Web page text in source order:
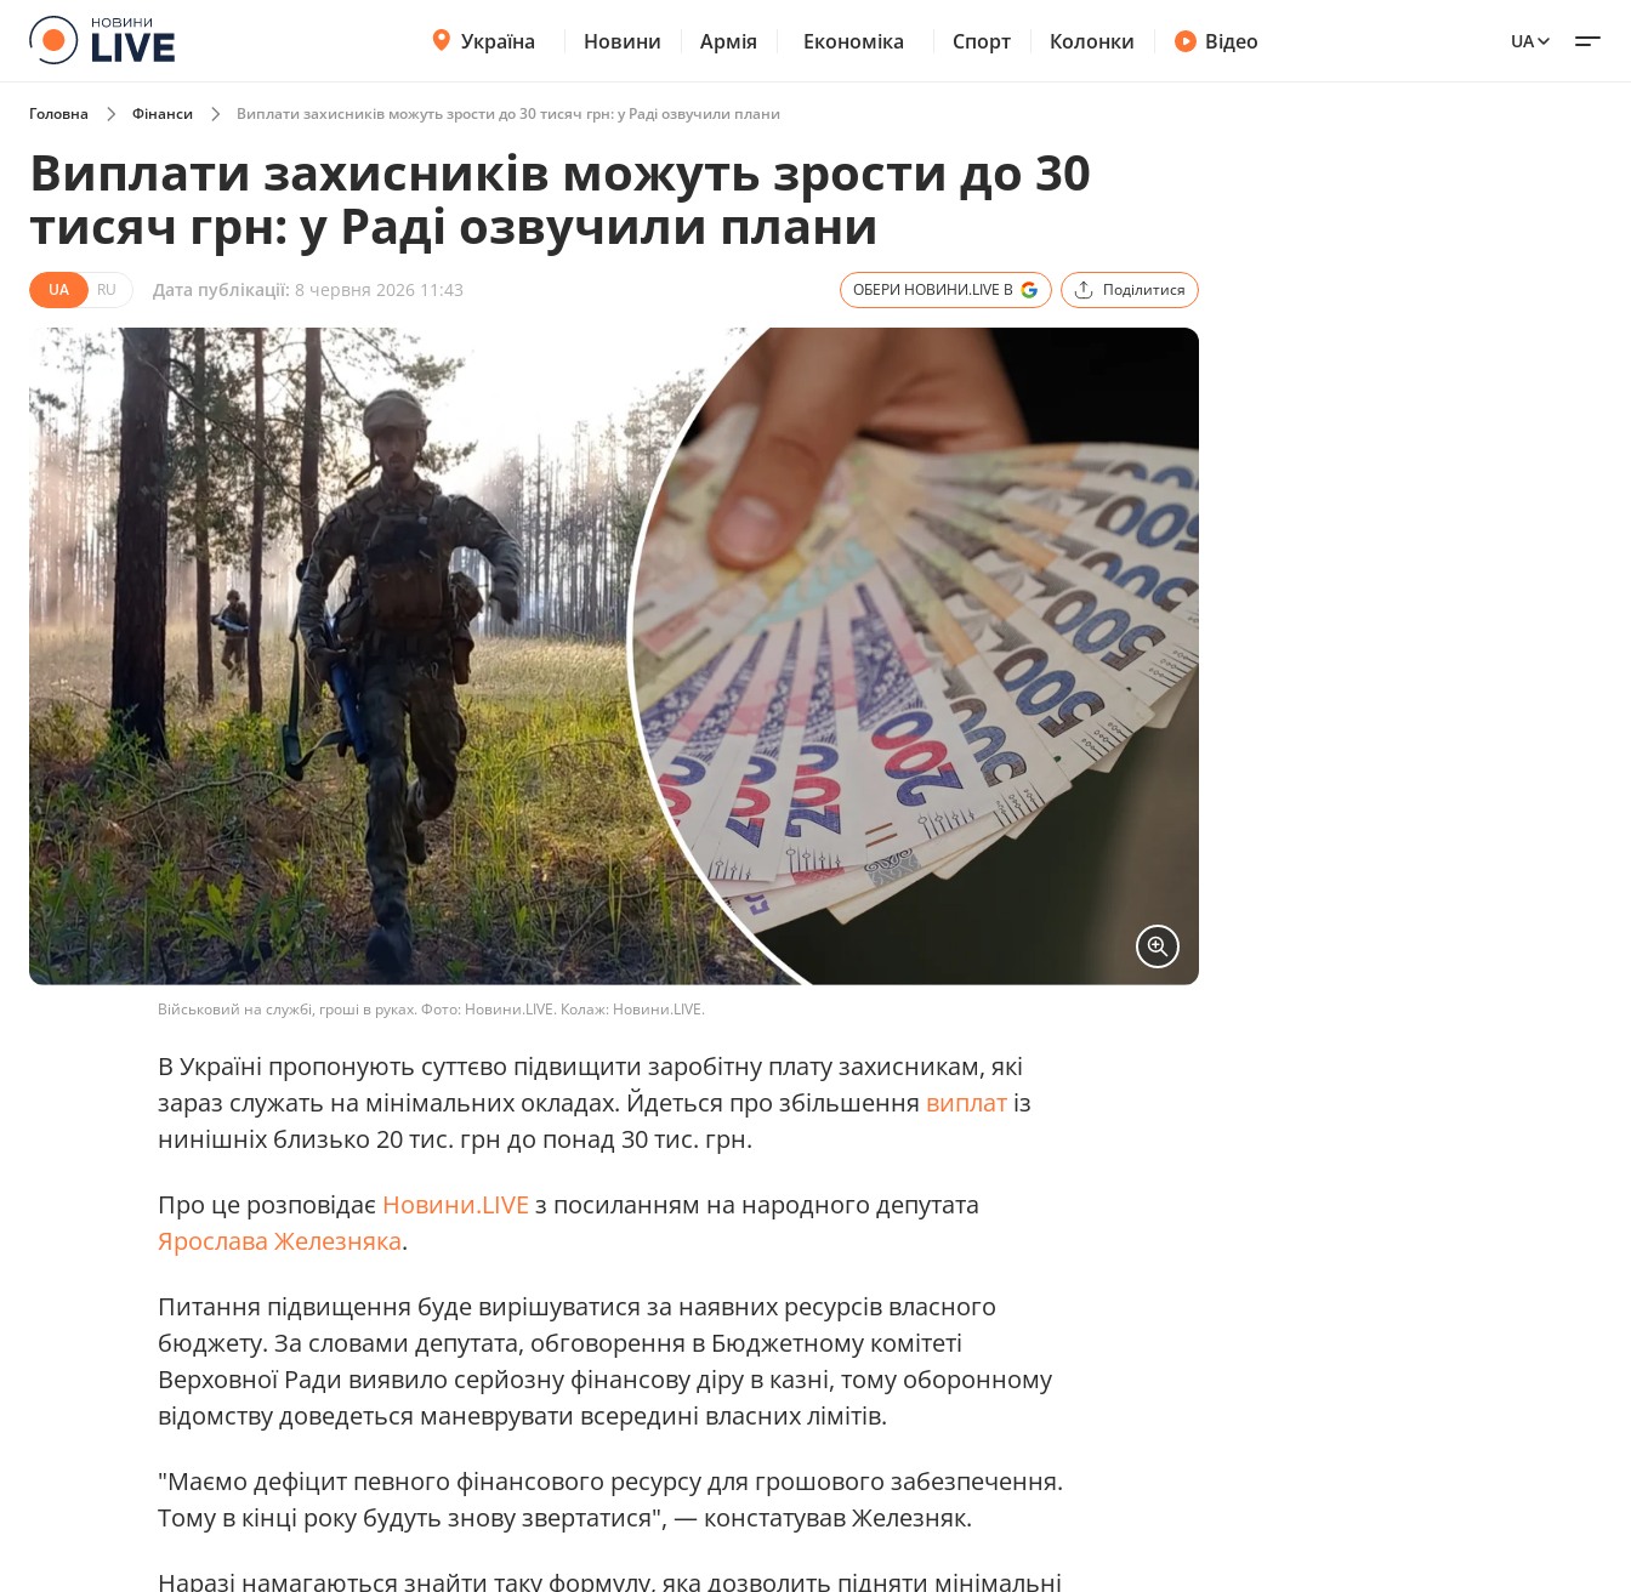
Україна Новини Армія Економіка Спорт Колонки Відео UA
Головна Фінанси Виплати захисників можуть зрости до 30 тисяч грн: у Раді озвучили плани
Виплати захисників можуть зрости до 30
тисяч грн: у Раді озвучили плани
UA RU Дата публікації: 8 червня 2026 11:43 ОБЕРИ НОВИНИ.LIVE В Поділитися
Військовий на службі, гроші в руках. Фото: Новини.LIVE. Колаж: Новини.LIVE.
В Україні пропонують суттєво підвищити заробітну плату захисникам, які
зараз служать на мінімальних окладах. Йдеться про збільшення виплат із
нинішніх близько 20 тис. грн до понад 30 тис. грн.
Про це розповідає Новини.LIVE з посиланням на народного депутата
Ярослава Железняка.
Питання підвищення буде вирішуватися за наявних ресурсів власного
бюджету. За словами депутата, обговорення в Бюджетному комітеті
Верховної Ради виявило серйозну фінансову діру в казні, тому оборонному
відомству доведеться маневрувати всередині власних лімітів.
"Маємо дефіцит певного фінансового ресурсу для грошового забезпечення.
Тому в кінці року будуть знову звертатися", — констатував Железняк.
Наразі намагаються знайти таку формулу, яка дозволить підняти мінімальні